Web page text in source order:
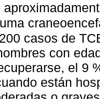
casos de
con
el 9
están